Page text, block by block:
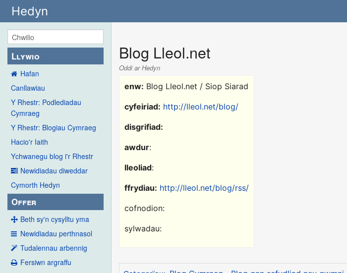
Hedyn
Llywio
Hafan
Canllawiau
Y Rhestr: Podlediadau
Cymraeg
Y Rhestr: Blogiau Cymraeg
Hacio'r Iaith
Ychwanegu blog i'r Rhestr
Newidiadau diweddar
Cymorth Hedyn
Offer
Beth sy'n cysylltu yma
Newidiadau perthnasol
Tudalennau arbennig
Fersiwn argraffu
Blog Lleol.net
Oddi ar Hedyn
enw: Blog Lleol.net / Siop Siarad
cyfeiriad: http://lleol.net/blog/
disgrifiad:
awdur:
lleoliad:
ffrydiau: http://lleol.net/blog/rss/
cofnodion:
sylwadau: